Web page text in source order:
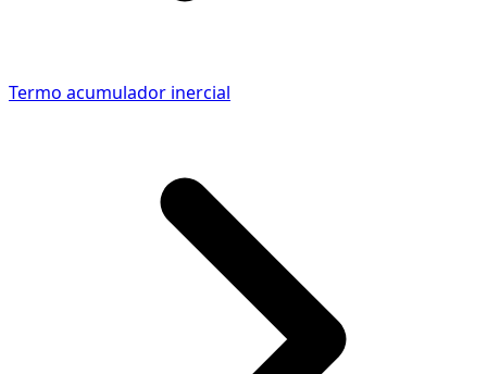
Termo acumulador inercial